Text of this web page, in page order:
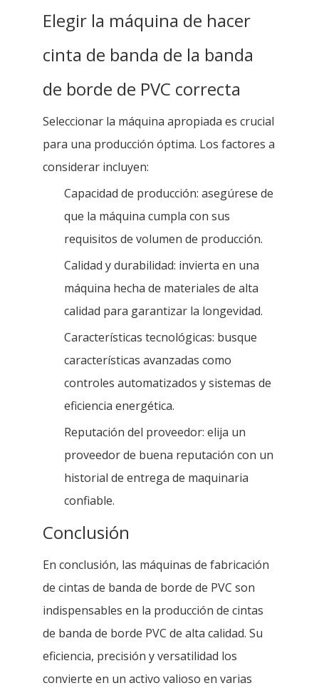
Elegir la máquina de hacer
cinta de banda de la banda
de borde de PVC correcta
Seleccionar la máquina apropiada es crucial
para una producción óptima. Los factores a
considerar incluyen:
Capacidad de producción: asegúrese de
que la máquina cumpla con sus
requisitos de volumen de producción.
Calidad y durabilidad: invierta en una
máquina hecha de materiales de alta
calidad para garantizar la longevidad.
Características tecnológicas: busque
características avanzadas como
controles automatizados y sistemas de
eficiencia energética.
Reputación del proveedor: elija un
proveedor de buena reputación con un
historial de entrega de maquinaria
confiable.
Conclusión
En conclusión, las máquinas de fabricación
de cintas de banda de borde de PVC son
indispensables en la producción de cintas
de banda de borde PVC de alta calidad. Su
eficiencia, precisión y versatilidad los
convierte en un activo valioso en varias